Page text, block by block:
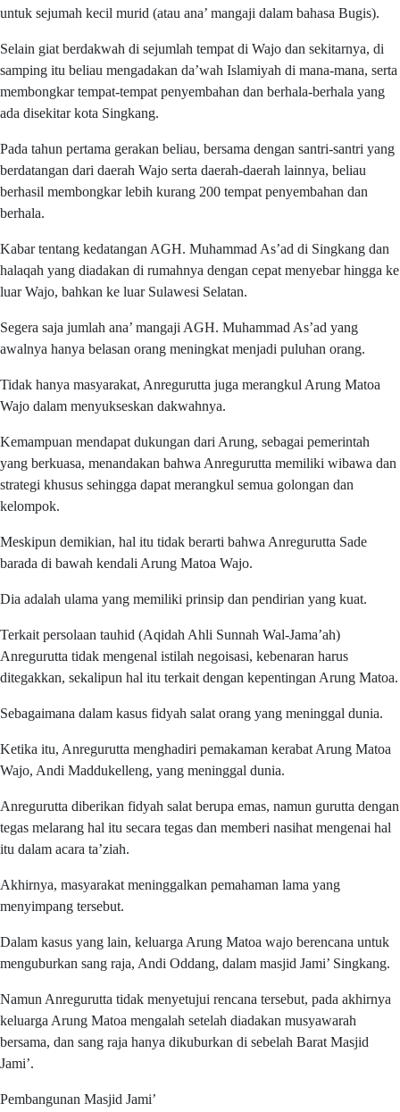
untuk sejumah kecil murid (atau ana’ mangaji dalam bahasa Bugis).
Selain giat berdakwah di sejumlah tempat di Wajo dan sekitarnya, di
samping itu beliau mengadakan da’wah Islamiyah di mana-mana, serta
membongkar tempat-tempat penyembahan dan berhala-berhala yang
ada disekitar kota Singkang.
Pada tahun pertama gerakan beliau, bersama dengan santri-santri yang
berdatangan dari daerah Wajo serta daerah-daerah lainnya, beliau
berhasil membongkar lebih kurang 200 tempat penyembahan dan
berhala.
Kabar tentang kedatangan AGH. Muhammad As’ad di Singkang dan
halaqah yang diadakan di rumahnya dengan cepat menyebar hingga ke
luar Wajo, bahkan ke luar Sulawesi Selatan.
Segera saja jumlah ana’ mangaji AGH. Muhammad As’ad yang
awalnya hanya belasan orang meningkat menjadi puluhan orang.
Tidak hanya masyarakat, Anregurutta juga merangkul Arung Matoa
Wajo dalam menyukseskan dakwahnya.
Kemampuan mendapat dukungan dari Arung, sebagai pemerintah
yang berkuasa, menandakan bahwa Anregurutta memiliki wibawa dan
strategi khusus sehingga dapat merangkul semua golongan dan
kelompok.
Meskipun demikian, hal itu tidak berarti bahwa Anregurutta Sade
barada di bawah kendali Arung Matoa Wajo.
Dia adalah ulama yang memiliki prinsip dan pendirian yang kuat.
Terkait persolaan tauhid (Aqidah Ahli Sunnah Wal-Jama’ah)
Anregurutta tidak mengenal istilah negoisasi, kebenaran harus
ditegakkan, sekalipun hal itu terkait dengan kepentingan Arung Matoa.
Sebagaimana dalam kasus fidyah salat orang yang meninggal dunia.
Ketika itu, Anregurutta menghadiri pemakaman kerabat Arung Matoa
Wajo, Andi Maddukelleng, yang meninggal dunia.
Anregurutta diberikan fidyah salat berupa emas, namun gurutta dengan
tegas melarang hal itu secara tegas dan memberi nasihat mengenai hal
itu dalam acara ta’ziah.
Akhirnya, masyarakat meninggalkan pemahaman lama yang
menyimpang tersebut.
Dalam kasus yang lain, keluarga Arung Matoa wajo berencana untuk
menguburkan sang raja, Andi Oddang, dalam masjid Jami’ Singkang.
Namun Anregurutta tidak menyetujui rencana tersebut, pada akhirnya
keluarga Arung Matoa mengalah setelah diadakan musyawarah
bersama, dan sang raja hanya dikuburkan di sebelah Barat Masjid
Jami’.
Pembangunan Masjid Jami’